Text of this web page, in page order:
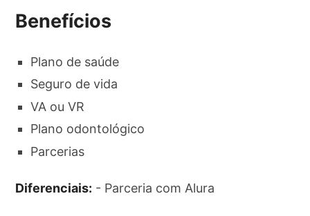
Benefícios
Plano de saúde
Seguro de vida
VA ou VR
Plano odontológico
Parcerias
Diferenciais: - Parceria com Alura